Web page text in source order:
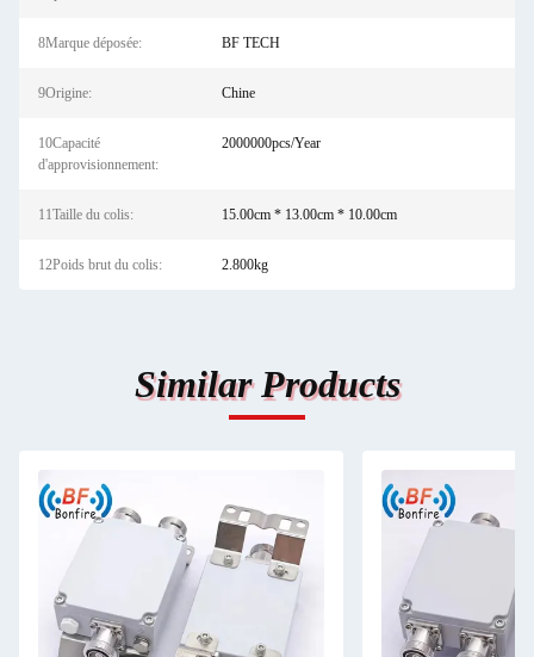
8Marque déposée: BF TECH
9Origine: Chine
10Capacité
d'approvisionnement:
2000000pcs/Year
11Taille du colis: 15.00cm * 13.00cm * 10.00cm
12Poids brut du colis: 2.800kg
Similar Products